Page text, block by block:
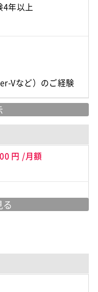
4年以上
円 /月額